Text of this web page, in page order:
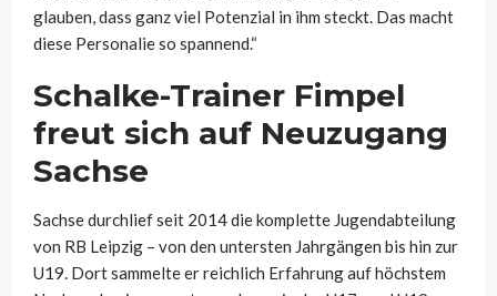
glauben, dass ganz viel Potenzial in ihm steckt. Das macht
diese Personalie so spannend.“
Schalke-Trainer Fimpel
freut sich auf Neuzugang
Sachse
Sachse durchlief seit 2014 die komplette Jugendabteilung
von RB Leipzig – von den untersten Jahrgängen bis hin zur
U19. Dort sammelte er reichlich Erfahrung auf höchstem